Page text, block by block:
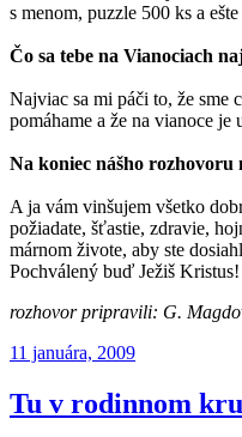
s menom, puzzle 500 ks a
Čo sa tebe na Vianociach
Najviac sa mi páči to, že sme
pomáhame a že na vianoce je
Na koniec nášho rozhovoru
A ja vám vinšujem všetko
požiadate, šťastie, zdravie,
márnom živote, aby ste
Pochválený buď Ježiš Kristus!
rozhovor pripravili: G.
Publikované
11 januára, 2009
Tu v rodinnom